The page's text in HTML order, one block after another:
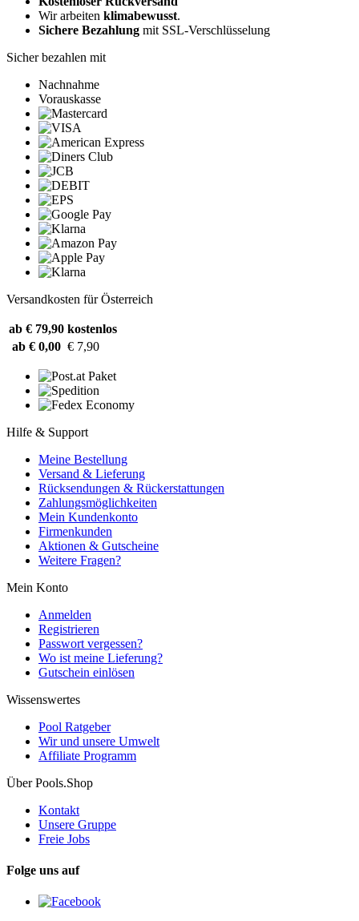
Wir arbeiten klimabewusst.
Sichere Bezahlung mit SSL-Verschlüsselung
Sicher bezahlen mit
Nachnahme
Vorauskasse
Versandkosten für Österreich
ab € 79,90 kostenlos
ab € 0,00 € 7,90
Hilfe & Support
Meine Bestellung
Versand & Lieferung
Rücksendungen & Rückerstattungen
Zahlungsmöglichkeiten
Mein Kundenkonto
Firmenkunden
Aktionen & Gutscheine
Weitere Fragen?
Mein Konto
Anmelden
Registrieren
Passwort vergessen?
Wo ist meine Lieferung?
Gutschein einlösen
Wissenswertes
Pool Ratgeber
Wir und unsere Umwelt
Affiliate Programm
Über Pools.Shop
Kontakt
Unsere Gruppe
Freie Jobs
Folge uns auf